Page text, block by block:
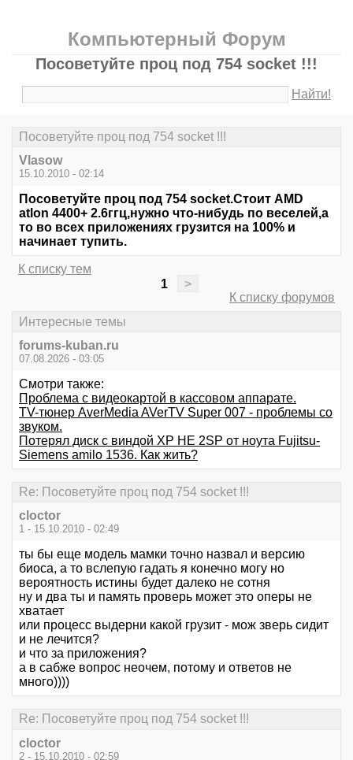
Компьютерный Форум
Посоветуйте проц под 754 socket !!!
Найти!
Посоветуйте проц под 754 socket !!!
Vlasow
15.10.2010 - 02:14
Посоветуйте проц под 754 socket.Стоит AMD
atlon 4400+ 2.6ггц,нужно что-нибудь по веселей,а
то во всех приложениях грузится на 100% и
начинает тупить.
К списку тем
1
>
К списку форумов
Интересные темы
forums-kuban.ru
07.08.2026 - 03:05
Смотри также:
Проблема с видеокартой в кассовом аппарате.
TV-тюнер AverMedia AVerTV Super 007 - проблемы со
звуком.
Потерял диск с виндой XP HE 2SP от ноута Fujitsu-
Siemens amilo 1536. Как жить?
Re: Посоветуйте проц под 754 socket !!!
cloctor
1 - 15.10.2010 - 02:49
ты бы еще модель мамки точно назвал и версию
биоса, а то вслепую гадать я конечно могу но
вероятность истины будет далеко не сотня
ну и два ты и память проверь может это оперы не
хватает
или процесс выдерни какой грузит - мож зверь сидит
и не лечится?
и что за приложения?
а в сабже вопрос неочем, потому и ответов не
много))))
Re: Посоветуйте проц под 754 socket !!!
cloctor
2 - 15.10.2010 - 02:59